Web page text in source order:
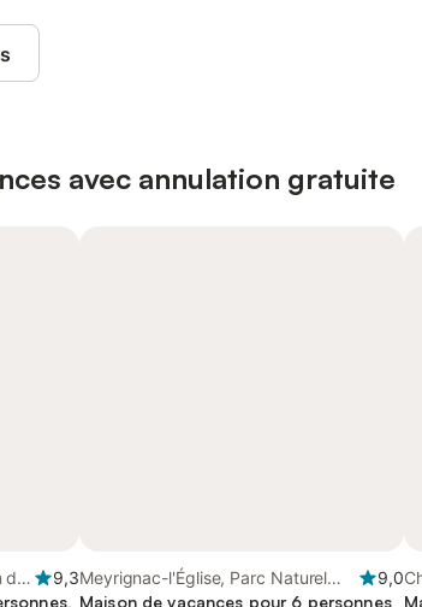
avec annulation gratuite
de
9,3Meyrignac-l'Église, Parc Naturel
Régional de Millevaches en
9,0
Maison de vacances pour 6 personnes